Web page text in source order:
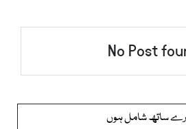
No Post
ساتھ شامل ہوں